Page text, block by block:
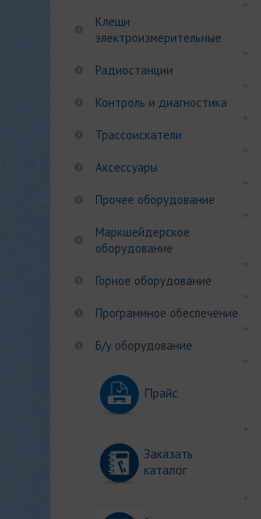
Клещи
электроизмерительные
Радиостанции
Контроль и диагностика
Трассоискатели
Аксессуары
Прочее оборудование
Маркшейдерское
оборудование
Горное оборудование
Программное обеспечение
Б/у оборудование
Прайс
Заказать
каталог